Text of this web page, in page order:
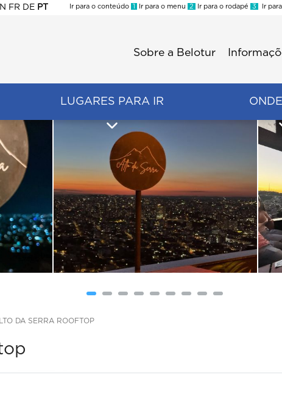
FR DE PT
Ir para o conteúdo 1 Ir para o menu 2 Ir para o rodapé 3 Ir
Sobre a Belotur
LUGARES PARA IR
DA SERRA ROOFTOP